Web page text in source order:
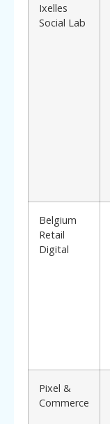
Ixelles
Social Lab
Belgium
Retail
Digital
Pixel &
Commerce